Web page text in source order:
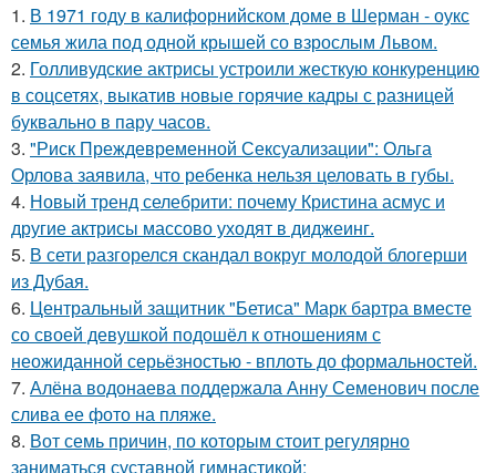
1. В 1971 году в калифорнийском доме в Шерман - оукс
семья жила под одной крышей со взрослым Львом.
2. Голливудские актрисы устроили жесткую конкуренцию
в соцсетях, выкатив новые горячие кадры с разницей
буквально в пару часов.
3. "Риск Преждевременной Сексуализации": Ольга
Орлова заявила, что ребенка нельзя целовать в губы.
4. Новый тренд селебрити: почему Кристина асмус и
другие актрисы массово уходят в диджеинг.
5. В сети разгорелся скандал вокруг молодой блогерши
из Дубая.
6. Центральный защитник "Бетиса" Марк бартра вместе
со своей девушкой подошёл к отношениям с
неожиданной серьёзностью - вплоть до формальностей.
7. Алёна водонаева поддержала Анну Семенович после
слива ее фото на пляже.
8. Вот семь причин, по которым стоит регулярно
заниматься суставной гимнастикой: